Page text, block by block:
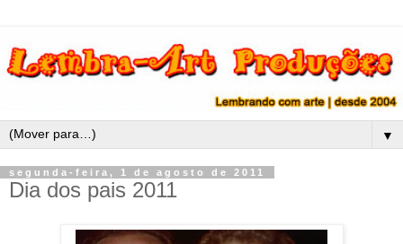
▼
segunda-feira, 1 de agosto de 2011
Dia dos pais 2011